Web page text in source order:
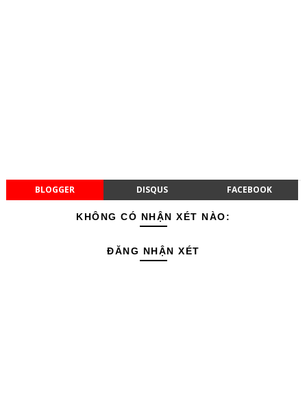
BLOGGER DISQUS FACEBOOK
KHÔNG CÓ NHẬN XÉT NÀO:
ĐĂNG NHẬN XÉT